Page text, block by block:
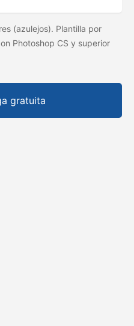
(azulejos). Plantilla por
Photoshop CS y superior
gratuita